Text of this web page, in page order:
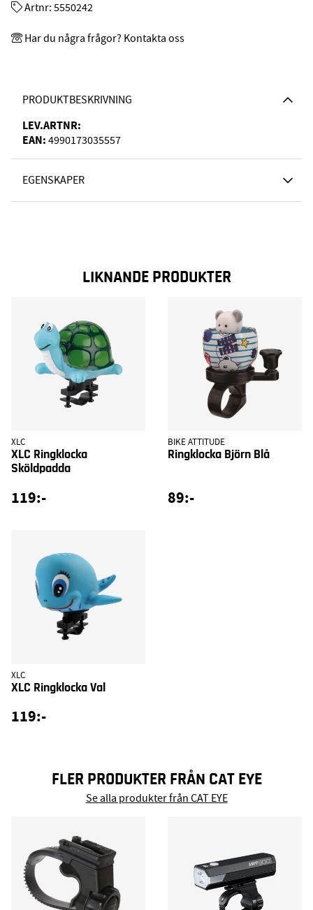
PRODUKTBESKRIVNING
LEV.ARTNR:
EAN: 4990173035557
EGENSKAPER
Artnr: 5550242
Har du några frågor? Kontakta oss
LIKNANDE PRODUKTER
XLC
XLC Ringklocka
Sköldpadda
119:-
BIKE ATTITUDE
Ringklocka Björn Blå
89:-
XLC
XLC Ringklocka Val
119:-
FLER PRODUKTER FRÅN CAT EYE
Se alla produkter från CAT EYE